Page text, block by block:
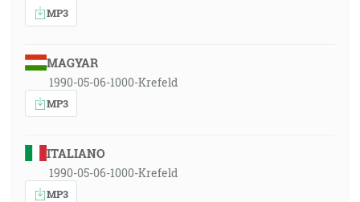
MP3
MAGYAR
1990-05-06-1000-Krefeld
MP3
ITALIANO
1990-05-06-1000-Krefeld
MP3